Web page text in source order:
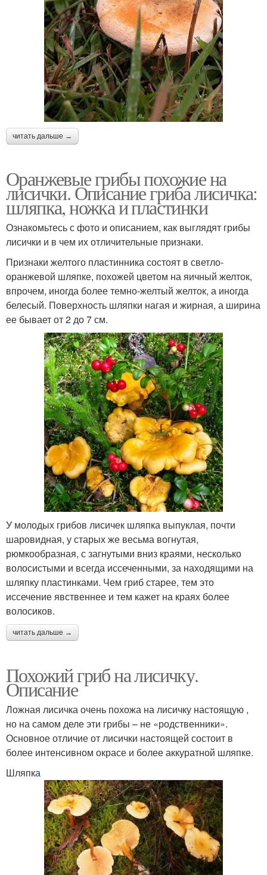
читать дальше →
Оранжевые грибы похожие на
лисички. Описание гриба лисичка:
шляпка, ножка и пластинки
Ознакомьтесь с фото и описанием, как выглядят грибы
лисички и в чем их отличительные признаки.
Признаки желтого пластинника состоят в светло-
оранжевой шляпке, похожей цветом на яичный желток,
впрочем, иногда более темно-желтый желток, а иногда
белесый. Поверхность шляпки нагая и жирная, а ширина
ее бывает от 2 до 7 см.
У молодых грибов лисичек шляпка выпуклая, почти
шаровидная, у старых же весьма вогнутая,
рюмкообразная, с загнутыми вниз краями, несколько
волосистыми и всегда иссеченными, за находящими на
шляпку пластинками. Чем гриб старее, тем это
иссечение явственнее и тем кажет на краях более
волосиков.
читать дальше →
Похожий гриб на лисичку.
Описание
Ложная лисичка очень похожа на лисичку настоящую ,
но на самом деле эти грибы – не «родственники».
Основное отличие от лисички настоящей состоит в
более интенсивном окрасе и более аккуратной шляпке.
Шляпка